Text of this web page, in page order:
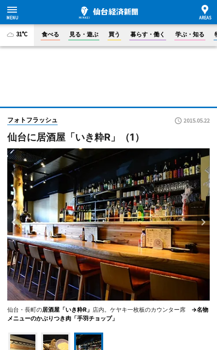
31°C 食べる 見る・遊ぶ 買う 暮らす・働く 学ぶ・知る
フォトフラッシュ 2015.05.22
仙台に居酒屋「いき粋R」（1）
仙台・長町の居酒屋「いき粋R」 店内。ケヤキ一枚板のカウンター席 →名物
メニューのかぶりつき肉「手羽チョップ」